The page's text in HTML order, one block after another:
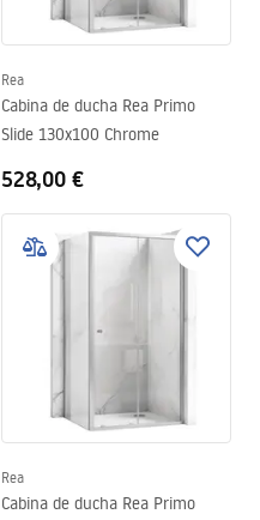
Rea
Cabina de ducha Rea Primo
Slide 130x100 Chrome
528,00 €
Rea
Cabina de ducha Rea Primo